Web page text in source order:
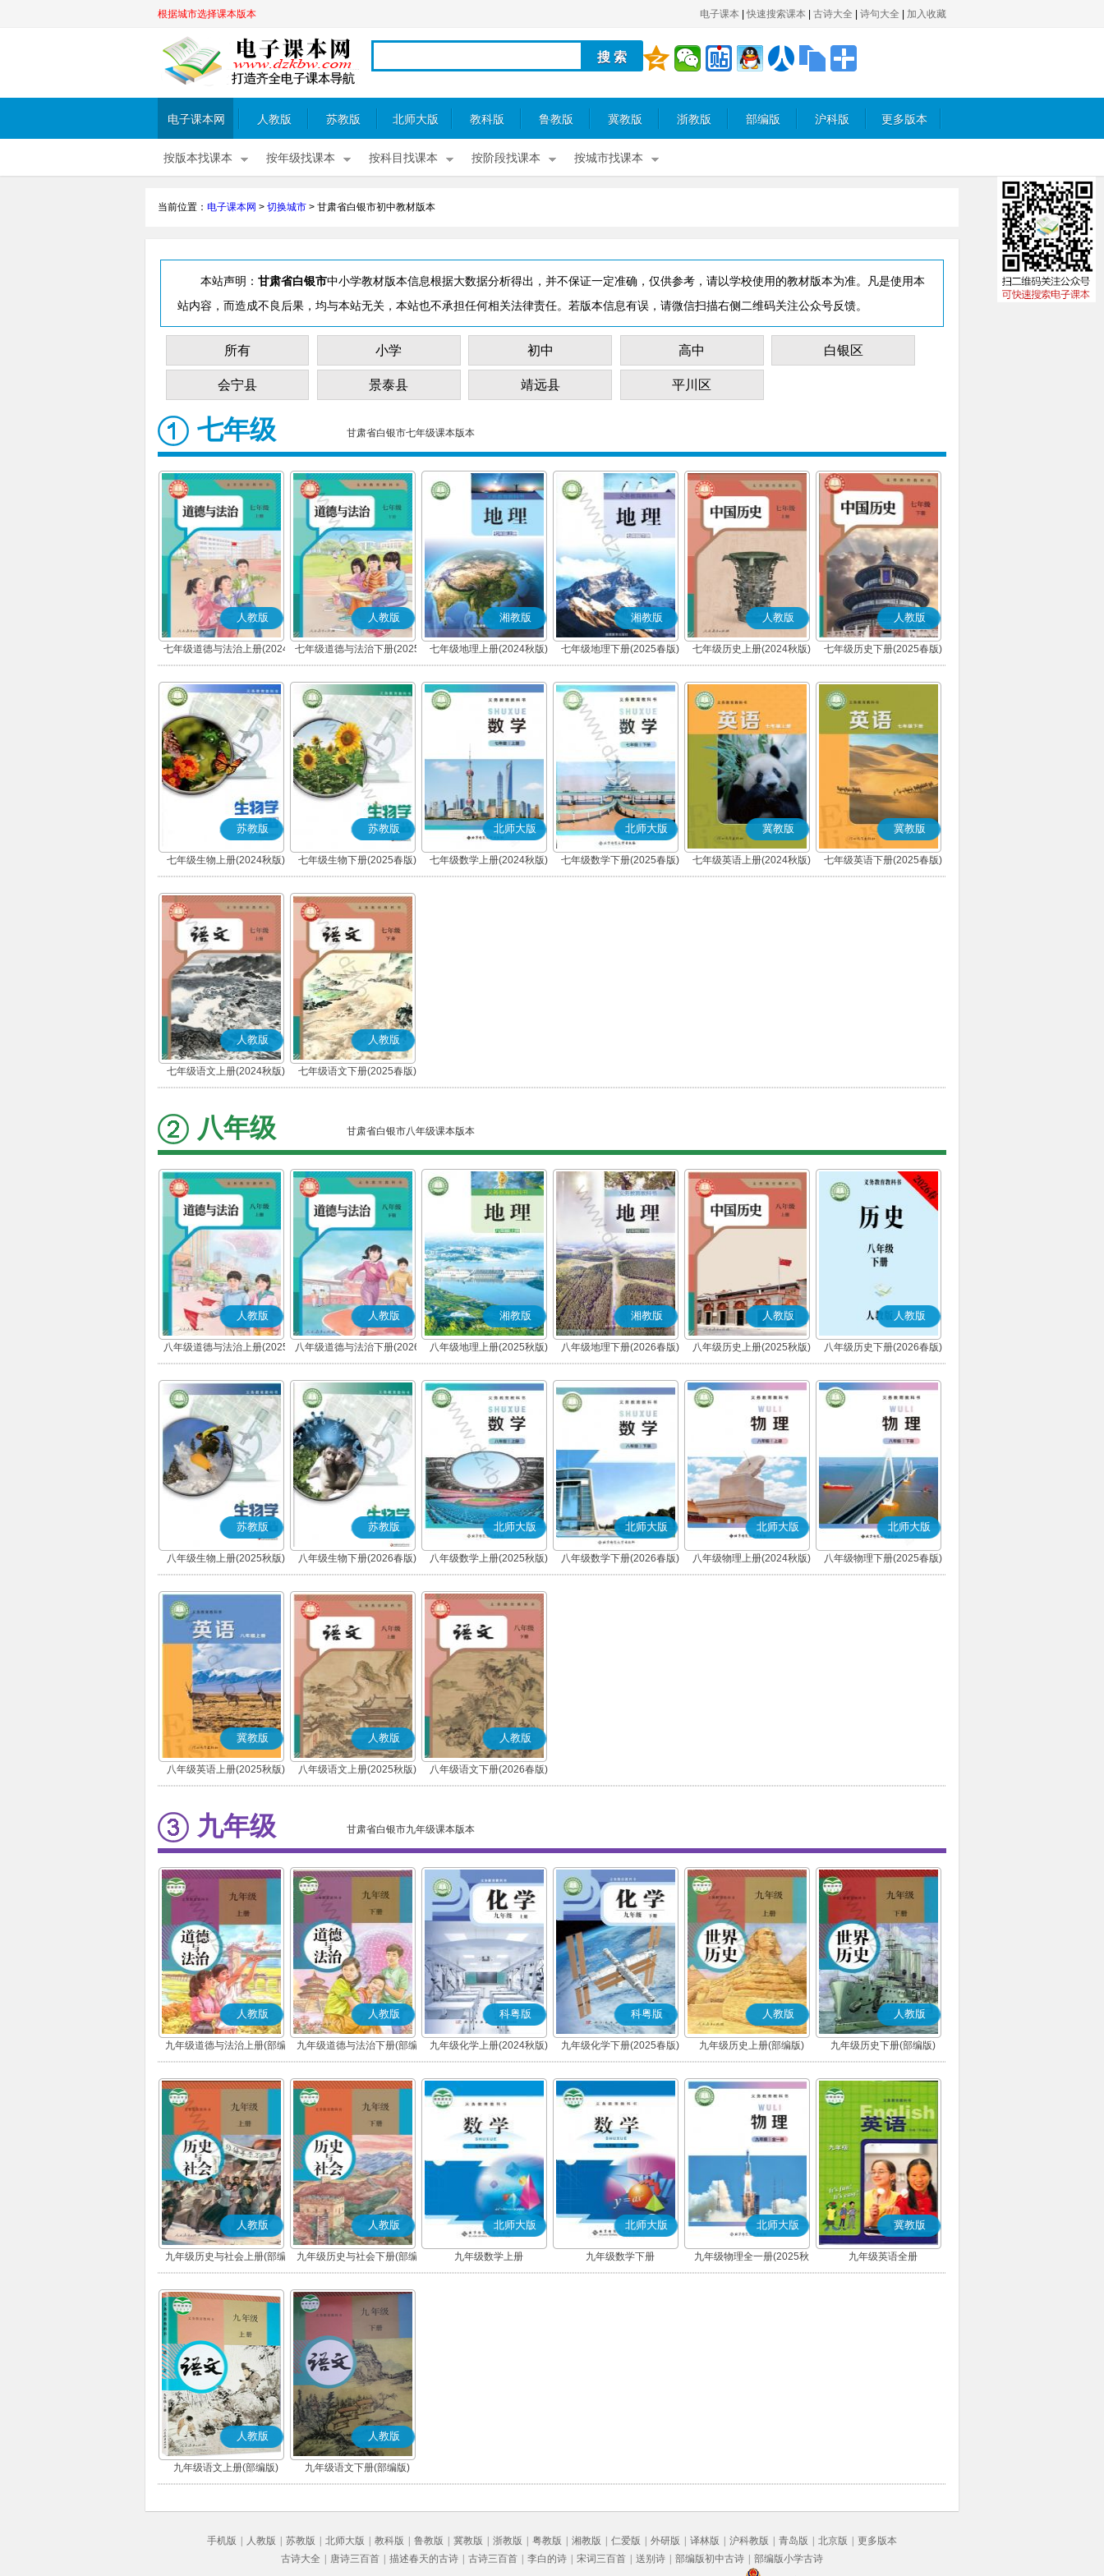
根据城市选择课本版本 电子课本 快速搜索课本 古诗大全 诗句大全 加入收藏
电子课本网 人教版 苏教版 北师大版 教科版 鲁教版 冀教版 浙教版 部编版 沪科版 更多版本
按版本找课本 按年级找课本 按科目找课本 按阶段找课本 按城市找课本
当前位置： 电子课本网 > 切换城市 > 甘肃省白银市初中教材版本
本站声明： 甘肃省白银市中小学教材版本信息根据大数据分析得出，并不保证一定准确，仅供参考，请以学校使用的教材版本为准。凡是使用本
站内容，而造成不良后果，均与本站无关，本站也不承担任何相关法律责任。若版本信息有误，请微信扫描右侧二维码关注公众号反馈。
所有 小学 初中 高中 白银区
会宁县 景泰县 靖远县 平川区
七年级 甘肃省白银市七年级课本版本
人教版
七年级道德与法治上册(2024
秋版)(部编版)
人教版
七年级道德与法治下册(2025
春版)(部编版)
湘教版
七年级地理上册(2024秋版)
湘教版
七年级地理下册(2025春版)
人教版
七年级历史上册(2024秋版)
(部编版)
人教版
七年级历史下册(2025春版)
(部编版)
苏教版
七年级生物上册(2024秋版)
苏教版
七年级生物下册(2025春版)
北师大版
七年级数学上册(2024秋版)
北师大版
七年级数学下册(2025春版)
冀教版
七年级英语上册(2024秋版)
冀教版
七年级英语下册(2025春版)
人教版
七年级语文上册(2024秋版)
(部编版)
人教版
七年级语文下册(2025春版)
(部编版)
八年级 甘肃省白银市八年级课本版本
人教版
八年级道德与法治上册(2025
秋版)(部编版)
人教版
八年级道德与法治下册(2026
春版)(部编版)
湘教版
八年级地理上册(2025秋版)
湘教版
八年级地理下册(2026春版)
人教版
八年级历史上册(2025秋版)
(部编版)
人教版
八年级历史下册(2026春版)
(部编版)
苏教版
八年级生物上册(2025秋版)
苏教版
八年级生物下册(2026春版)
北师大版
八年级数学上册(2025秋版)
北师大版
八年级数学下册(2026春版)
北师大版
八年级物理上册(2024秋版)
北师大版
八年级物理下册(2025春版)
冀教版
八年级英语上册(2025秋版)
人教版
八年级语文上册(2025秋版)
(部编版)
人教版
八年级语文下册(2026春版)
(部编版)
九年级 甘肃省白银市九年级课本版本
人教版
九年级道德与法治上册(部编
版)
人教版
九年级道德与法治下册(部编
版)
科粤版
九年级化学上册(2024秋版)
(粤教版)
科粤版
九年级化学下册(2025春版)
(粤教版)
人教版
九年级历史上册(部编版)
人教版
九年级历史下册(部编版)
人教版
九年级历史与社会上册(部编
版)
人教版
九年级历史与社会下册(部编
版)
北师大版
九年级数学上册
北师大版
九年级数学下册
北师大版
九年级物理全一册(2025秋
版)
冀教版
九年级英语全册
人教版
九年级语文上册(部编版)
人教版
九年级语文下册(部编版)
手机版 人教版 苏教版 北师大版 教科版 鲁教版 冀教版 浙教版 粤教版 湘教版 仁爱版 外研版 译林版 沪科教版 青岛版 北京版
更多版本
古诗大全
唐诗三百首 描述春天的古诗 古诗三百首 李白的诗 宋词三百首 送别诗 部编版初中古诗
部编版小学古诗